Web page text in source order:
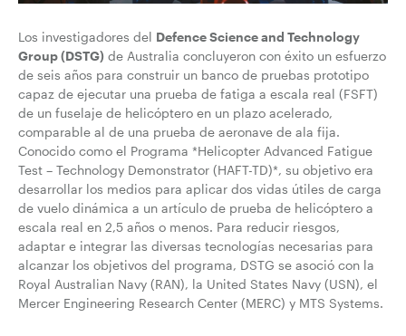
Los investigadores del Defence Science and Technology
Group (DSTG) de Australia concluyeron con éxito un esfuerzo
de seis años para construir un banco de pruebas prototipo
capaz de ejecutar una prueba de fatiga a escala real (FSFT)
de un fuselaje de helicóptero en un plazo acelerado,
comparable al de una prueba de aeronave de ala fija.
Conocido como el Programa *Helicopter Advanced Fatigue
Test – Technology Demonstrator (HAFT-TD)*, su objetivo era
desarrollar los medios para aplicar dos vidas útiles de carga
de vuelo dinámica a un artículo de prueba de helicóptero a
escala real en 2,5 años o menos. Para reducir riesgos,
adaptar e integrar las diversas tecnologías necesarias para
alcanzar los objetivos del programa, DSTG se asoció con la
Royal Australian Navy (RAN), la United States Navy (USN), el
Mercer Engineering Research Center (MERC) y MTS Systems.